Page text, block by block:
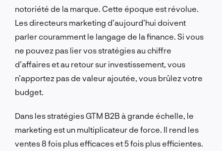
notoriété de la marque. Cette époque est révolue.
Les directeurs marketing d’aujourd’hui doivent
parler couramment le langage de la finance. Si vous
ne pouvez pas lier vos stratégies au chiffre
d’affaires et au retour sur investissement, vous
n’apportez pas de valeur ajoutée, vous brûlez votre
budget.
Dans les stratégies GTM B2B à grande échelle, le
marketing est un multiplicateur de force. Il rend les
ventes 8 fois plus efficaces et 5 fois plus efficientes.